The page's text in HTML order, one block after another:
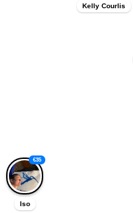
Kelly Courlis
€35
Iso